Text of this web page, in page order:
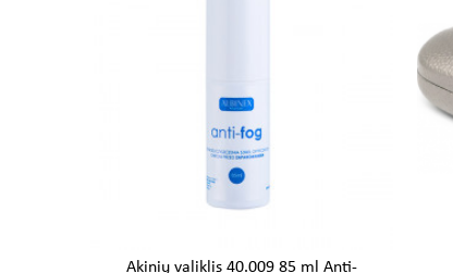
Akinių valiklis 40.009 85 ml Anti-